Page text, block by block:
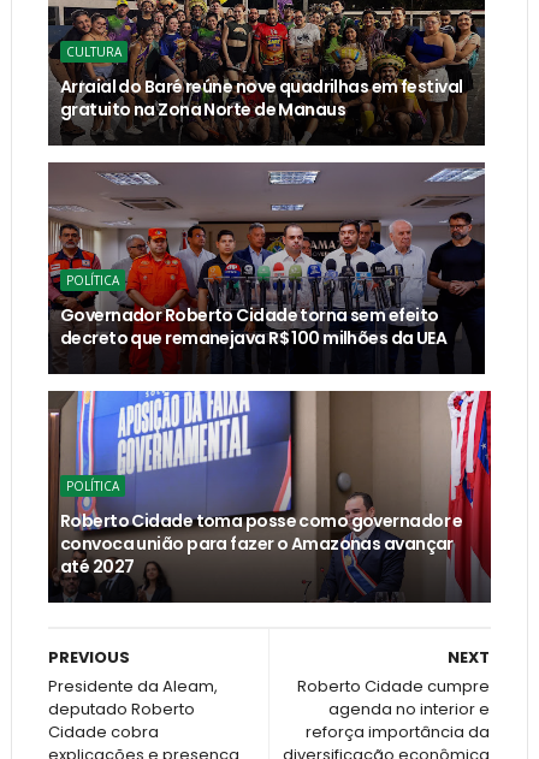
CULTURA
Arraial do Baré reúne nove quadrilhas em festival
gratuito na Zona Norte de Manaus
POLÍTICA
Governador Roberto Cidade torna sem efeito
decreto que remanejava R$ 100 milhões da UEA
POLÍTICA
Roberto Cidade toma posse como governador e
convoca união para fazer o Amazonas avançar
até 2027
NEXT
Roberto Cidade cumpre
agenda no interior e
reforça importância da
PREVIOUS
Presidente da Aleam,
deputado Roberto
Cidade cobra